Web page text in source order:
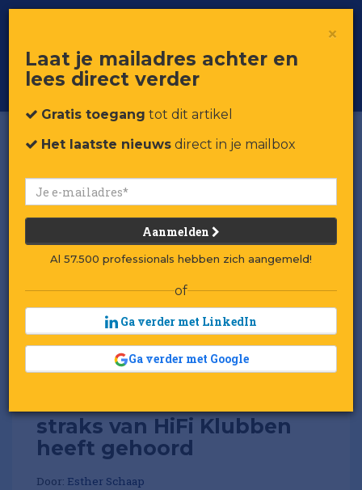
Voor professionals in retail & brands
Toggle
straks van HiFi Klubben
heeft gehoord
Door: Esther Schaap
×
Laat je mailadres achter en
lees direct verder
Gratis toegang tot dit artikel
Het laatste nieuws direct in je mailbox
Aanmelden
Al 57.500 professionals hebben zich aangemeld!
of
Ga verder met LinkedIn
Ga verder met Google